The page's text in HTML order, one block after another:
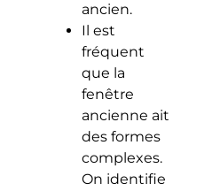
ancien.
Il est
fréquent
que la
fenêtre
ancienne ait
des formes
complexes.
On identifie